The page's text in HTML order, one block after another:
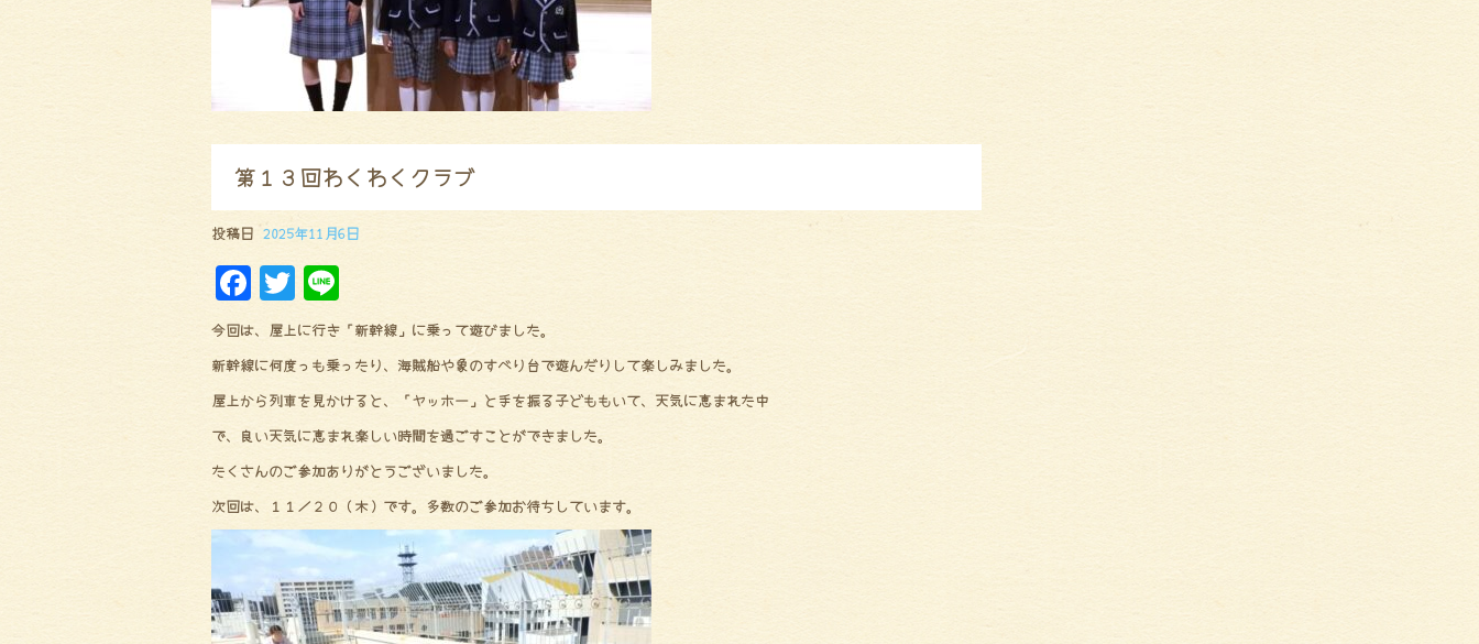
第１３回わくわくクラブ
投稿日 2025年11月6日
F
a
ce
bo
ok
Tw
it
te
r
ne
今回は、屋上に行き「新幹線」に乗って遊びました。
新幹線に何度っも乗ったり、海賊船や象のすべり台で遊んだりして楽しみました。
屋上から列車を見かけると、「ヤッホー」と手を振る子どももいて、天気に恵まれた中
で、良い天気に恵まれ楽しい時間を過ごすことができました。
たくさんのご参加ありがとうございました。
次回は、１１／２０（木）です。多数のご参加お待ちしています。